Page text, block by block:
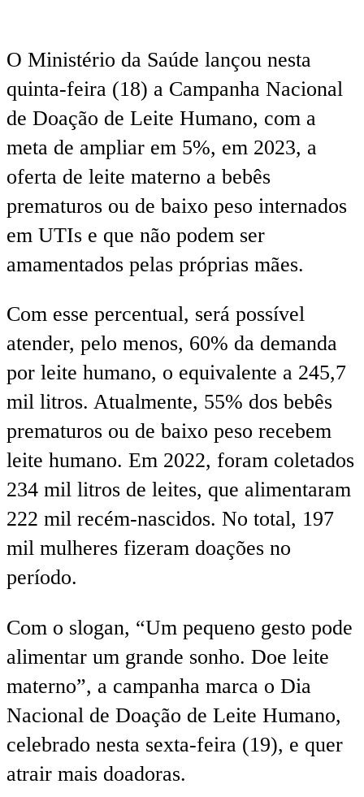
O Ministério da Saúde lançou nesta
quinta-feira (18) a Campanha Nacional
de Doação de Leite Humano, com a
meta de ampliar em 5%, em 2023, a
oferta de leite materno a bebês
prematuros ou de baixo peso internados
em UTIs e que não podem ser
amamentados pelas próprias mães.
Com esse percentual, será possível
atender, pelo menos, 60% da demanda
por leite humano, o equivalente a 245,7
mil litros. Atualmente, 55% dos bebês
prematuros ou de baixo peso recebem
leite humano. Em 2022, foram coletados
234 mil litros de leites, que alimentaram
222 mil recém-nascidos. No total, 197
mil mulheres fizeram doações no
período.
Com o slogan, “Um pequeno gesto pode
alimentar um grande sonho. Doe leite
materno”, a campanha marca o Dia
Nacional de Doação de Leite Humano,
celebrado nesta sexta-feira (19), e quer
atrair mais doadoras.